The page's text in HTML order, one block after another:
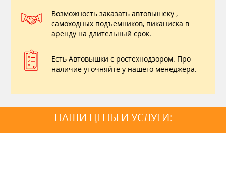
Возможность заказать автовышеку ,
самоходных подъемников, пиканиска в
аренду на длительный срок.
Есть Автовышки с ростехнодзором. Про
наличие уточняйте у нашего менеджера.
НАШИ ЦЕНЫ И УСЛУГИ: